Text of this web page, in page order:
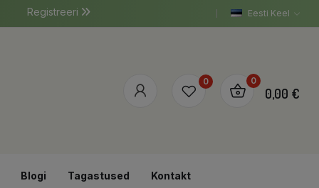
Eesti Keel
Registreeri
0 0
0,00 €
Blogi Tagastused Kontakt